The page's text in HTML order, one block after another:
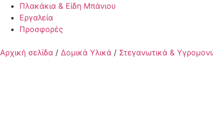
Πλακάκια & Είδη Μπάνιου
Εργαλεία
Προσφορές
Αρχική σελίδα / Δομικά Υλικά / Στεγανωτικά &